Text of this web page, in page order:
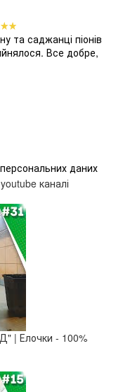
та саджанці піонів
Все добре,
даних
каналі
| Елочки - 100%